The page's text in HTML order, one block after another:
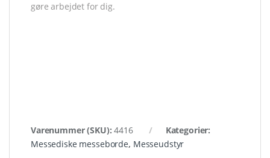
gøre arbejdet for dig.
Varenummer (SKU):4416
Kategorier:
Messediske messeborde, Messeudstyr